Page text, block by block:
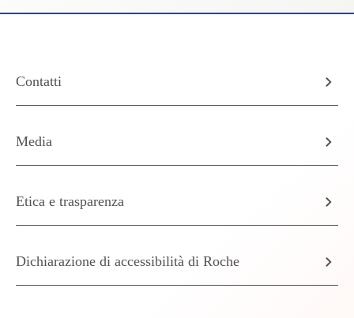
Contatti
Media
Etica e trasparenza
Dichiarazione di accessibilità di Roche